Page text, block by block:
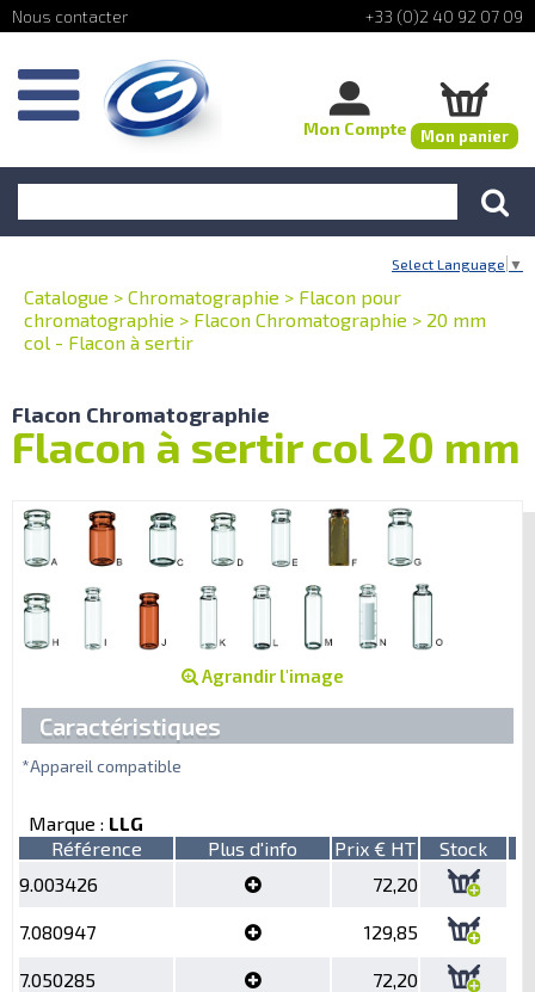
+33 (0)2 40 92 07 09
Mon Compte Mon panier
Select Language ▼
Catalogue > Chromatographie > Flacon pour
chromatographie > Flacon Chromatographie > 20 mm
col - Flacon à sertir
Flacon Chromatographie
Flacon à sertir col 20 mm
Agrandir l'image
Caractéristiques
*Appareil compatible
Marque : LLG
Référence
Plus d'info Prix € HT
Stock
9.003426
72,20
7.080947 129,85
7.050285 72,20